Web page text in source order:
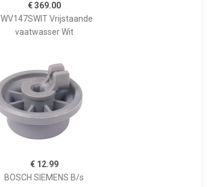
€ 369.00
Vrijstaande
vaatwasser Wit
€ 12.99
BOSCH SIEMENS B/s